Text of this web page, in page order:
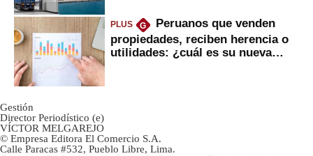
PLUS G
Peruanos que venden
propiedades, reciben herencia o
utilidades: ¿cuál es su nueva
Gestión
Director Periodístico (e)
VÍCTOR MELGAREJO
© Empresa Editora El Comercio S.A.
Calle Paracas #532, Pueblo Libre, Lima.